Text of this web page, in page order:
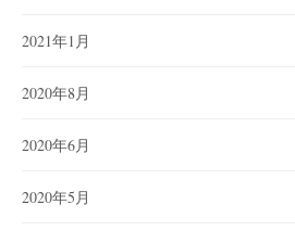
2021年1月
2020年8月
2020年6月
2020年5月